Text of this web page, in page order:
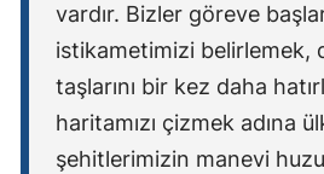
vardır. Bizler göreve
istikametimizi belirlemek,
taşlarını bir kez daha
haritamızı çizmek adına
şehitlerimizin manevi